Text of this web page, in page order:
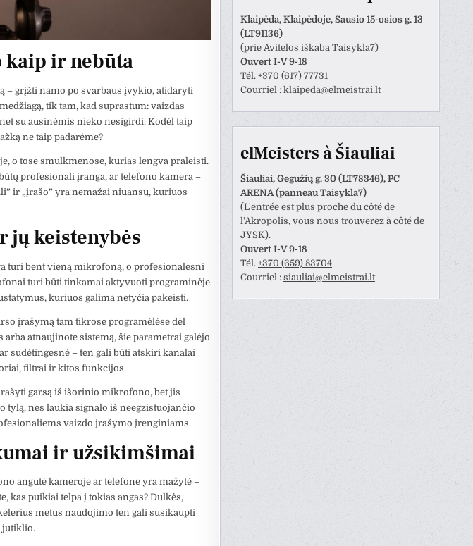
atliktas darbas.
kaip ir nebūta
– grįžti namo po svarbaus įvykio, atidaryti
tik tam, kad suprastum: vaizdas
su ausinėmis nieko nesigirdi. Kodėl taip
ne taip padarėme?
o tose smulkmenose, kurias lengva praleisti.
profesionali įranga, ar telefono kamera –
ir „įrašo” yra nemažai niuansų, kuriuos
jų keistenybės
turi bent vieną mikrofoną, o profesionalesni
turi būti tinkamai aktyvuoti programinėje
kuriuos galima netyčia pakeisti.
įrašymą tam tikrose programėlėse dėl
atnaujinote sistemą, šie parametrai galėjo
sudėtingesnė – ten gali būti atskiri kanalai
filtrai ir kitos funkcijos.
garsą iš išorinio mikrofono, bet jis
tylą, nes laukia signalo iš neegzistuojančio
vaizdo įrašymo įrenginiams.
ir užsikimšimai
angutė kameroje ar telefone yra mažytė –
kas puikiai telpa į tokias angas? Dulkės,
metus naudojimo ten gali susikaupti
jutiklio.
Klaipėda, Klaipėdoje, Sausio 15-osios g. 13
(LT91136)
(prie Avitelos iškaba Taisykla7)
Ouvert I-V 9-18
Tél. +370 (617) 77731
Courriel : klaipeda@elmeistrai.lt
elMeisters à Šiauliai
Šiauliai, Gegužių g. 30 (LT78346), PC
ARENA (panneau Taisykla7)
(L'entrée est plus proche du côté de
l'Akropolis, vous nous trouverez à côté de
JYSK).
Ouvert I-V 9-18
Tél. +370 (659) 83704
Courriel : siauliai@elmeistrai.lt